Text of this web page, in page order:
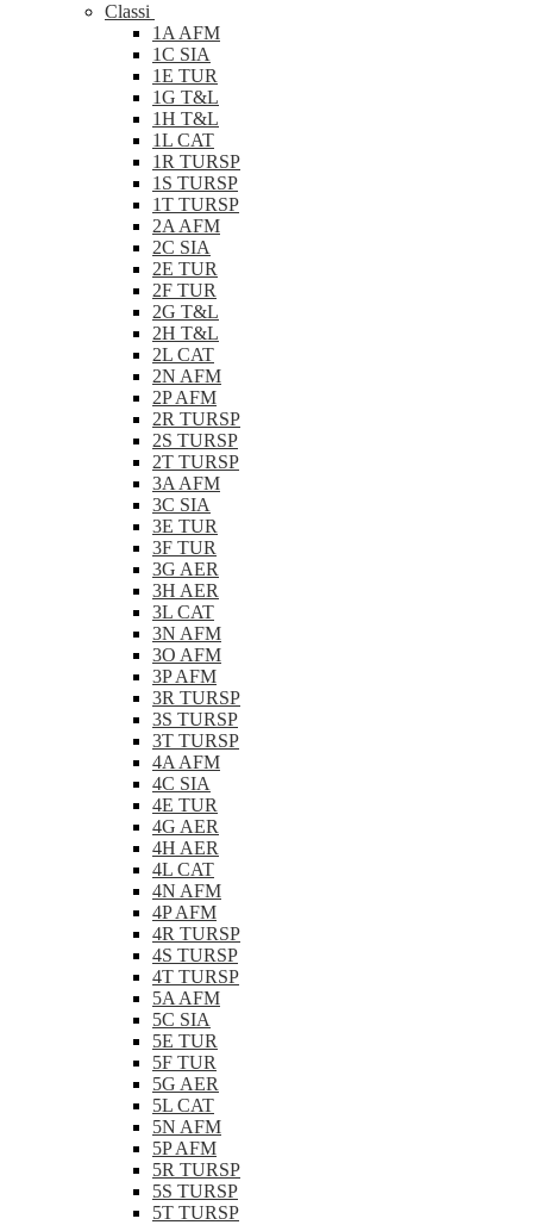
Classi
1A AFM
1C SIA
1E TUR
1G T&L
1H T&L
1L CAT
1R TURSP
1S TURSP
1T TURSP
2A AFM
2C SIA
2E TUR
2F TUR
2G T&L
2H T&L
2L CAT
2N AFM
2P AFM
2R TURSP
2S TURSP
2T TURSP
3A AFM
3C SIA
3E TUR
3F TUR
3G AER
3H AER
3L CAT
3N AFM
3O AFM
3P AFM
3R TURSP
3S TURSP
3T TURSP
4A AFM
4C SIA
4E TUR
4G AER
4H AER
4L CAT
4N AFM
4P AFM
4R TURSP
4S TURSP
4T TURSP
5A AFM
5C SIA
5E TUR
5F TUR
5G AER
5L CAT
5N AFM
5P AFM
5R TURSP
5S TURSP
5T TURSP